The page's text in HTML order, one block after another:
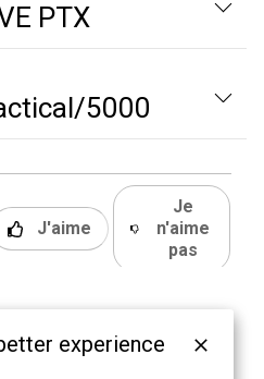
PTX
5000
J'aime
Je
n'aime
pas
experience